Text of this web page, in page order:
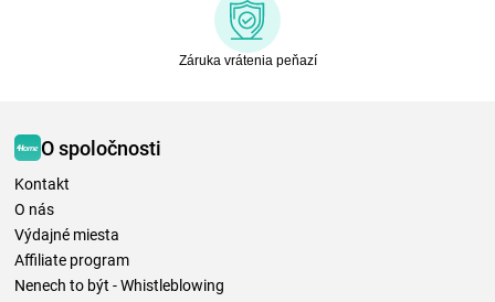
Záruka vrátenia peňazí
O spoločnosti
Kontakt
O nás
Výdajné miesta
Affiliate program
Nenech to být - Whistleblowing